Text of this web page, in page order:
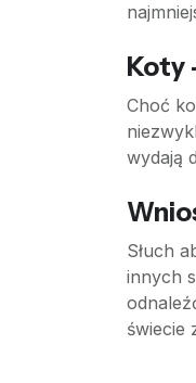
Koty
Choć
wydają
Słuch
innych
świecie